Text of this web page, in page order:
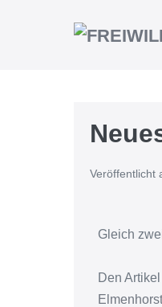
Veröffentlicht
Gleich
Den